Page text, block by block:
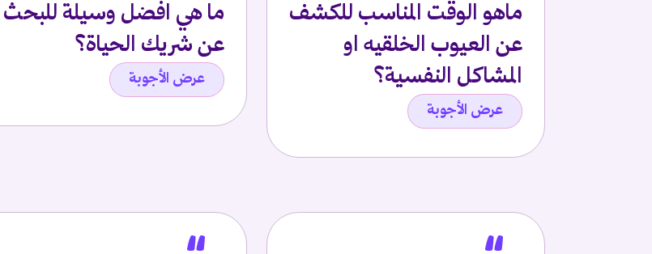
ماهو الوقت المناسب للكشف
عن العيوب الخلقيه او
المشاكل النفسية؟
عرض الأجوبة
ما هي افضل وسيلة للبحث
عن شريك الحياة؟
عرض الأجوبة